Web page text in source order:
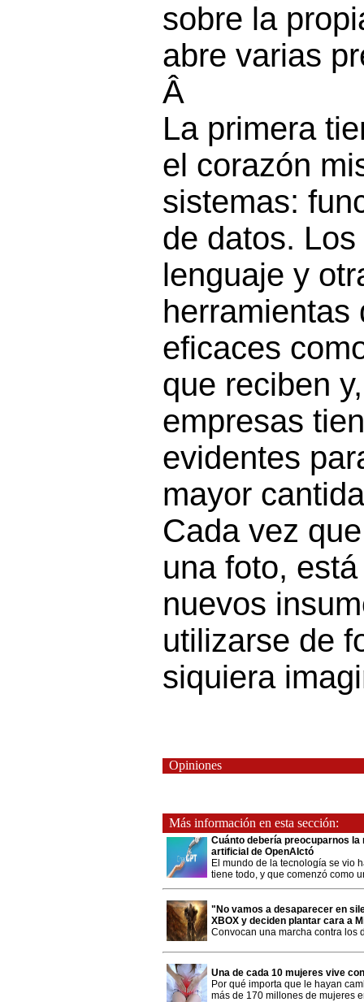
sobre la
abre varias
Â
La primera
el corazón
sistemas:
de datos.
lenguaje y
herramientas
eficaces
que reciben
empresas
evidentes
mayor
Cada vez
una foto,
nuevos
utilizarse de
siquiera
Opiniones
Más información en esta sección:
Cuánto debería preocuparnos
artificial de OpenAIctó
El mundo de la tecnología se vio
tiene todo, y que comenzó como
"No vamos a desaparecer en
XBOX y deciden plantar cara a
Convocan una marcha contra los
Una de cada 10 mujeres vive
Por qué importa que le hayan
más de 170 millones de mujeres